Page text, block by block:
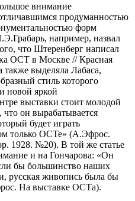
внимание
продуманностью
форм
например, назвал
что Штеренберг написал
ОСТ в Москве // Красная
выделяла Лабаса,
стиль которого
новой яркой
выставки стоит молодой
он вырабатывается
будет играть
только ОСТе» (А.Эфрос.
1928. №20). В той же статье
и на Гончарова: «Он
бы большинство наших
русская живопись была бы
На выставке ОСТа).